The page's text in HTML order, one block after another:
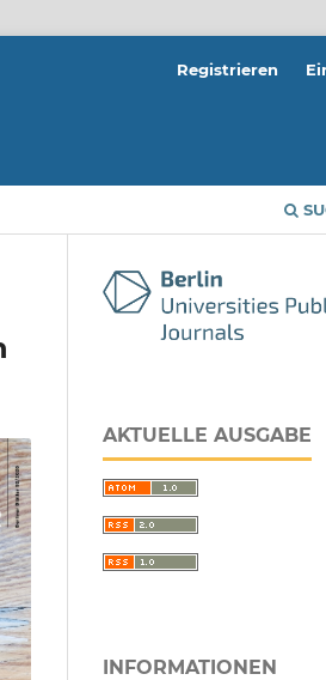
Registrieren
AKTUELLE AUSGABE
INFORMATIONEN